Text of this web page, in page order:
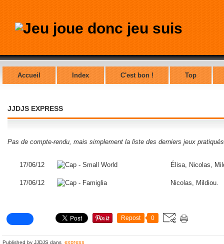
Accueil Index C'est bon ! Top
JJDJS EXPRESS
Pas de compte-rendu, mais simplement la liste des derniers jeux
17/06/12 Élisa, Nicolas,
17/06/12 Nicolas, Mildiou.
Repost 0
Published by JJDJS dans express